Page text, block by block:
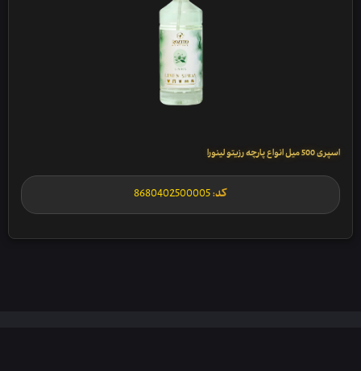
اسپری 500 میل انواع پارچه رزیتو لینورا
کد: